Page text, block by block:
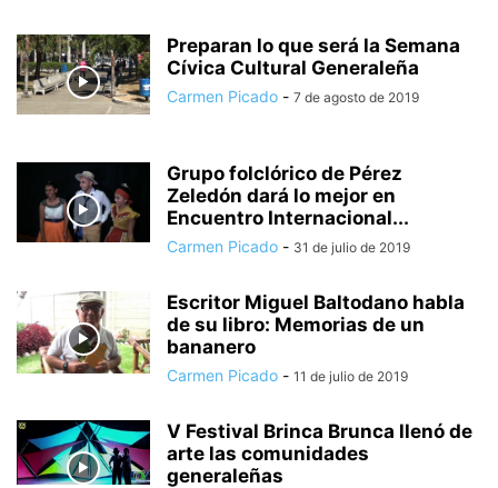
Preparan lo que será la Semana
Cívica Cultural Generaleña
Carmen Picado - 7 de agosto de 2019
Grupo folclórico de Pérez
Zeledón dará lo mejor en
Encuentro Internacional...
Carmen Picado - 31 de julio de 2019
Escritor Miguel Baltodano habla
de su libro: Memorias de un
bananero
Carmen Picado - 11 de julio de 2019
V Festival Brinca Brunca llenó de
arte las comunidades
generaleñas